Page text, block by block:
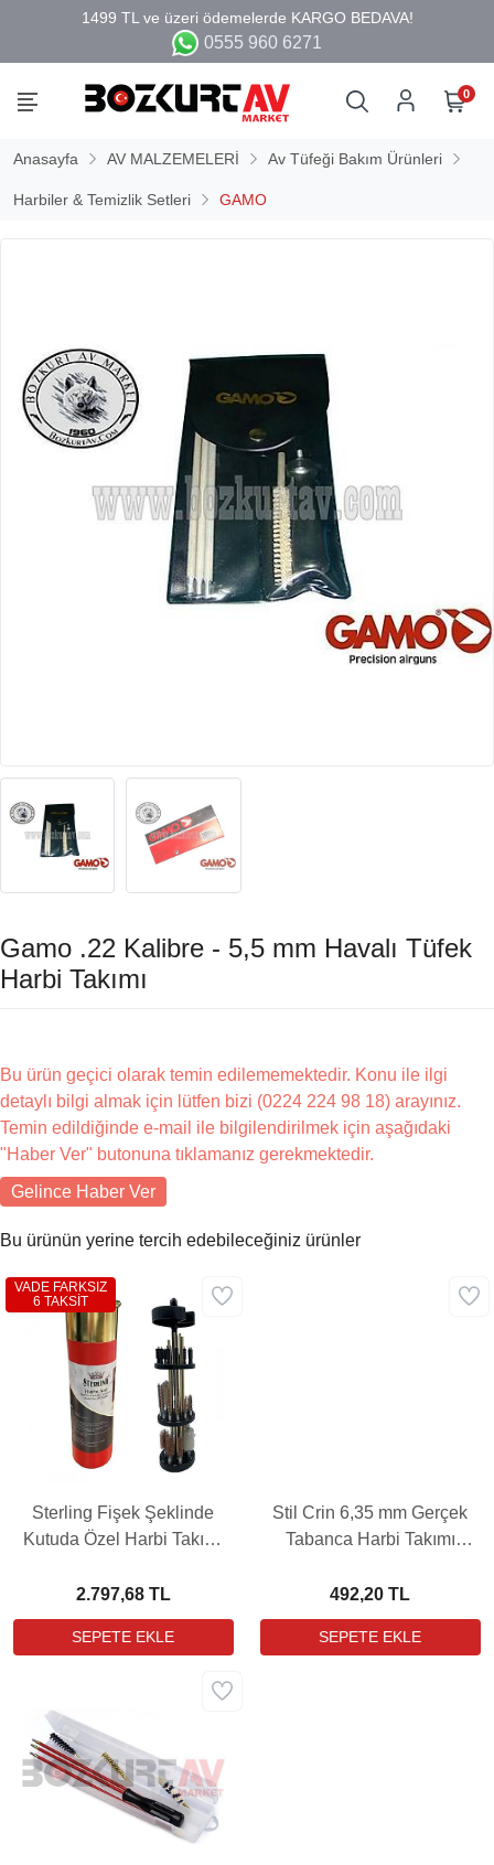
0555 960 6271
0
Anasayfa AV MALZEMELERİ Av Tüfeği Bakım Ürünleri
Harbiler & Temizlik Setleri GAMO
Gamo .22 Kalibre - 5,5 mm Havalı Tüfek
Harbi Takımı
Bu ürün geçici olarak temin edilememektedir. Konu ile ilgi
detaylı bilgi almak için lütfen bizi (0224 224 98 18) arayınız.
Temin edildiğinde e-mail ile bilgilendirilmek için aşağıdaki
"Haber Ver" butonuna tıklamanız gerekmektedir.
Gelince Haber Ver
Bu ürünün yerine tercih edebileceğiniz ürünler
Sterling Fişek Şeklinde
Kutuda Özel Harbi Takımı
2.797,68 TL
VADE FARKSIZ
6 TAKSİT
Stil Crin 6,35 mm Gerçek
Tabanca Harbi Takımı
492,20 TL